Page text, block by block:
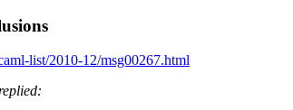
list/2010-12/msg00267.html